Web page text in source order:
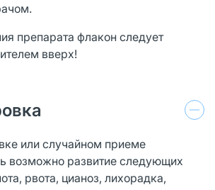
препарата флакон следует
вверх!
или случайном приеме
возможно развитие следующих
рвота, цианоз, лихорадка,